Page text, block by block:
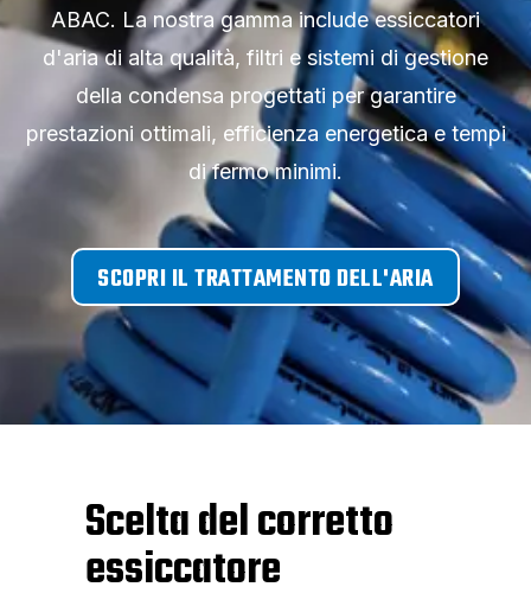
ABAC. La nostra gamma include essiccatori
d'aria di alta qualità, filtri e sistemi di gestione
della condensa progettati per garantire
prestazioni ottimali, efficienza energetica e tempi
di fermo minimi.
SCOPRI IL TRATTAMENTO DELL'ARIA
Scelta del corretto
essiccatore